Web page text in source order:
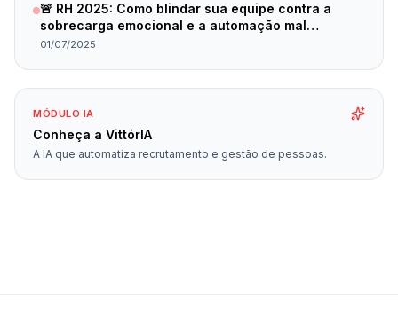
🚨 RH 2025: Como blindar sua equipe contra a
sobrecarga emocional e a automação mal
planejada
01/07/2025
MÓDULO IA
Conheça a VittórIA
A IA que automatiza recrutamento e gestão de pessoas.